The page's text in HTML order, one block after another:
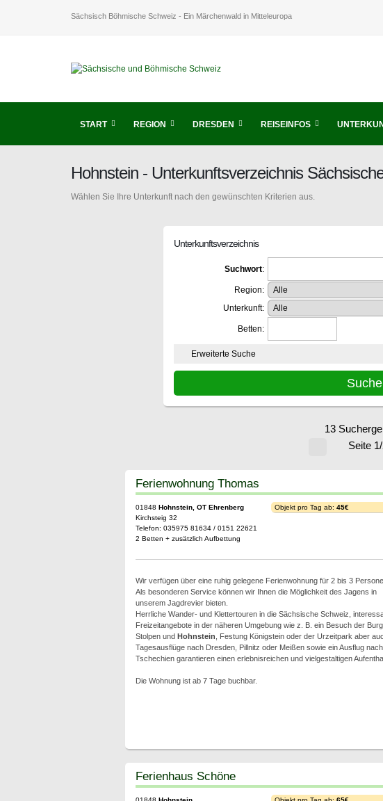
Sächsisch Böhmische Schweiz - Ein Märchenwald in Mitteleuropa
START REGION DRESDEN REISEINFOS
Hohnstein - Unterkunftsverzeichnis
Wählen Sie Ihre Unterkunft nach den gewünschten Kriterien aus.
Unterkunftsverzeichnis
Suchwort:
Region:
Unterkunft:
Betten:
Erweiterte Suche
13
Seite
Ferienwohnung Thomas
01848 Hohnstein, OT Ehrenberg
Kirchsteig 32
Telefon: 035975 81634 / 0151 22621
2 Betten + zusätzlich Aufbettung
Objekt pro Tag ab: 45€
Wir verfügen über eine ruhig gelegene Ferienwohnung für 2 bis 3
Als besonderen Service können wir Ihnen die Möglichkeit des Jagens in
unserem Jagdrevier bieten.
Herrliche Wander- und Klettertouren in die Sächsische Schweiz,
Freizeitangebote in der näheren Umgebung wie z. B. ein Besuch der
Stolpen und Hohnstein , Festung Königstein oder der Urzeitpark aber
Tagesausflüge nach Dresden, Pillnitz oder Meißen sowie ein Ausflug nach
Tschechien garantieren einen erlebnisreichen und vielgestaltigen
Die Wohnung ist ab 7 Tage buchbar.
Ferienhaus Schöne